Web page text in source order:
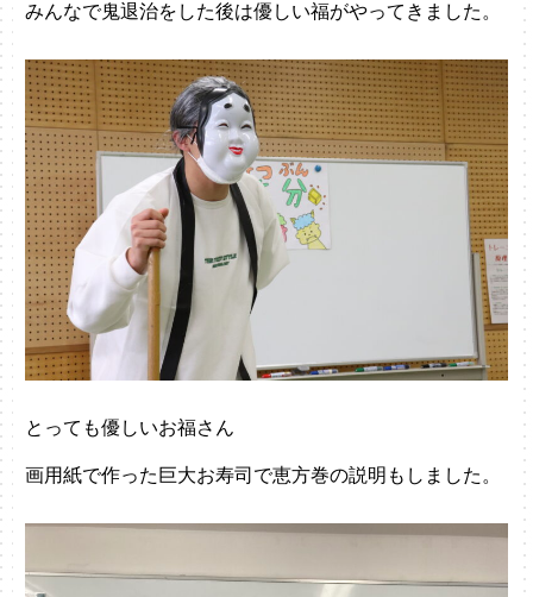
みんなで鬼退治をした後は優しい福がやってきました。
とっても優しいお福さん
画用紙で作った巨大お寿司で恵方巻の説明もしました。